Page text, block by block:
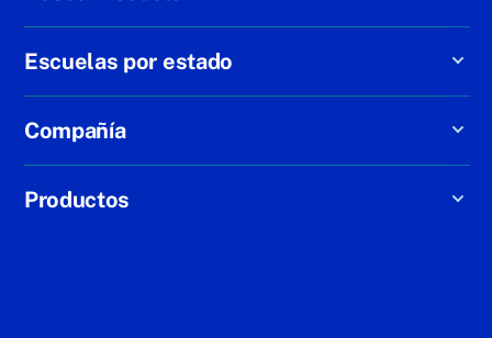
Escuelas por estado
Compañía
Productos